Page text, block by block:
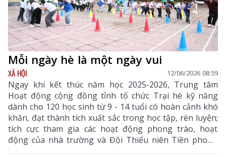
Mỗi ngày hè là một ngày vui
XÃ HỘI 12/06/2026 08:59
Ngay khi kết thúc năm học 2025-2026, Trung tâm
Hoạt động cộng đồng tỉnh tổ chức Trại hè kỹ năng
dành cho 120 học sinh từ 9 - 14 tuổi có hoàn cảnh khó
khăn, đạt thành tích xuất sắc trong học tập, rèn luyện;
tích cực tham gia các hoạt động phong trào, hoạt
động của nhà trường và Đội Thiếu niên Tiền phong
Hồ Chí Minh đến từ 12 xã, phường trên địa bàn tỉnh.